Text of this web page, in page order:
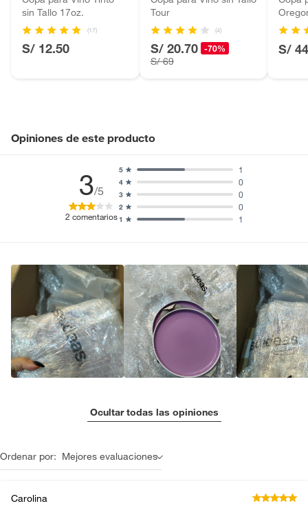
Motocicletas y bicicletas motorizadas.
Licores y cigarros electrónicos.
sin Tallo 17oz.
(17)
S/ 12.50
Tour
(4)
S/ 20.70 -70%
S/ 69
S/
Opiniones de este producto
3/5
2 comentarios1 1
2 0
3 0
4 0
5 1
Ocultar todas las opiniones
Ordenar por: Mejores evaluaciones
Carolina